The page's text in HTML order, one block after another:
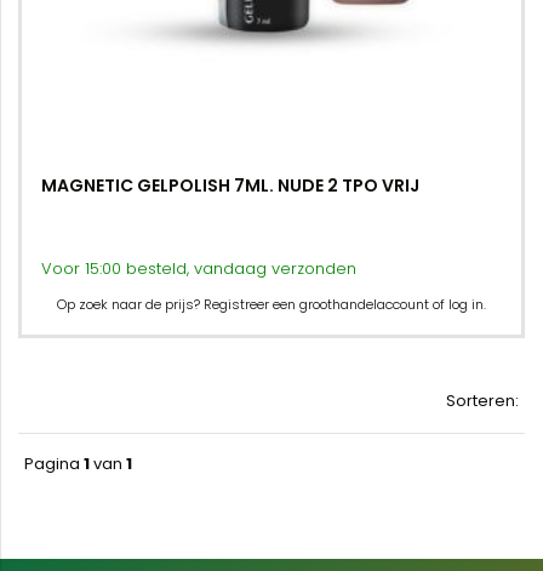
MAGNETIC GELPOLISH 7ML. NUDE 2 TPO VRIJ
Voor 15:00 besteld, vandaag verzonden
Op zoek naar de prijs? Registreer een groothandelaccount of log in.
Sorteren:
Pagina 1van 1